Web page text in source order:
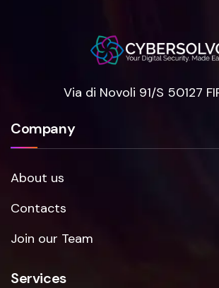
Via di Novoli 91/S 50127
Company
About us
Contacts
Join our Team
Services